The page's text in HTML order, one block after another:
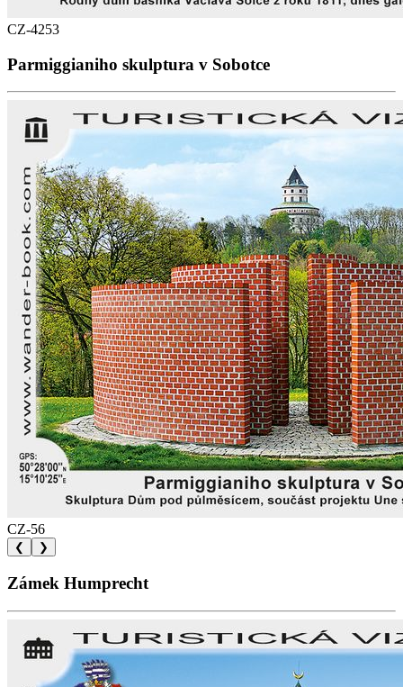
CZ-4253
Parmiggianiho skulptura v Sobotce
CZ-56
❮ ❯
Zámek Humprecht